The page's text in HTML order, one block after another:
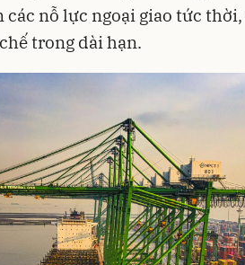
các nỗ lực ngoại giao tức
trong dài hạn.